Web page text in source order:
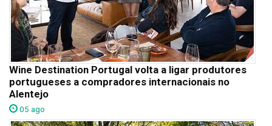
Wine Destination Portugal volta a ligar produtores
portugueses a compradores internacionais no
Alentejo
05 ago